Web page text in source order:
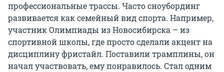
профессиональные трассы. Часто сноубординг
развивается как семейный вид спорта. Например,
участник Олимпиады из Новосибирска – из
спортивной школы, где просто сделали акцент на
дисциплину фристайл. Поставили трамплины, он
начал участвовать, ему понравилось. Стал одним